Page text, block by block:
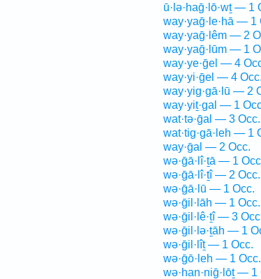
ū·lə·haḡ·lō·wṯ — 1
way·yaḡ·le·hā — 1
way·yaḡ·lêm — 2
way·yaḡ·lūm — 1
way·ye·ḡel — 4
way·yi·ḡel — 4 Occ.
way·yig·gā·lū — 2
way·yiṯ·gal — 1
wat·tə·ḡal — 3 Occ.
wat·tig·gā·leh — 1
way·ḡal — 2 Occ.
wə·ḡā·lî·ṯā — 1
wə·ḡā·lî·ṯî — 2 Occ.
wə·ḡā·lū — 1 Occ.
wə·ḡil·lāh — 1 Occ.
wə·ḡil·lê·ṯî — 3
wə·ḡil·lə·ṯāh — 1
wə·ḡil·lîṯ — 1 Occ.
wə·ḡō·leh — 1 Occ.
wə·han·niḡ·lōṯ — 1